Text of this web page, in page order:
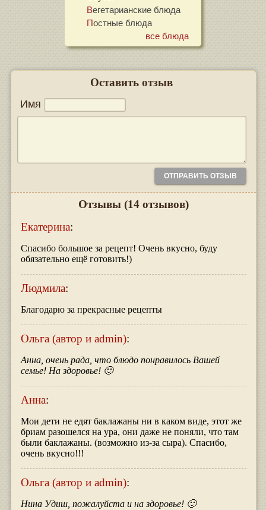
Вегетарианские блюда
Постные блюда
все блюда
Оставить отзыв
Имя
Отзывы (14 отзывов)
Екатерина:
Спасибо большое за рецепт! Очень вкусно, буду
обязательно ещё готовить!)
Людмила:
Благодарю за прекрасные рецепты
Ольга (автор и admin):
Анна, очень рада, что блюдо понравилось Вашей
семье! На здоровье! 🙂
Анна:
Мои дети не едят баклажаны ни в каком виде, этот же
бриам разошелся на ура, они даже не поняли, что там
были баклажаны. (возможно из-за сыра). Спасибо,
очень вкусно!!!
Ольга (автор и admin):
Нина Удиш, пожалуйста и на здоровье! 🙂